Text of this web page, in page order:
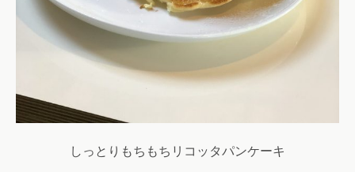
しっとりもちもちリコッタパンケーキ